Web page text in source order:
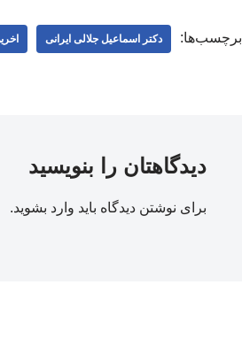
برچسب‌ها: دکتر اسماعیل جلالی ایرانی
دیدگاهتان را بنویسید
برای نوشتن دیدگاه باید وارد بشوید.